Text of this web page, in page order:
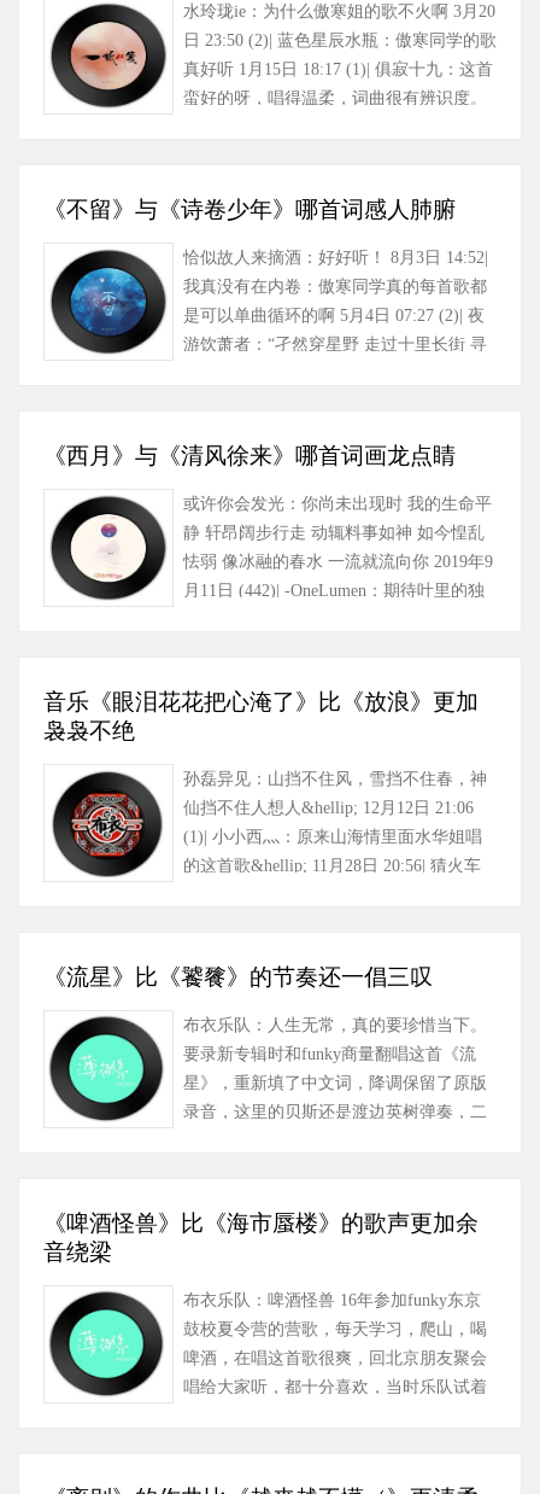
水玲珑ie：为什么傲寒姐的歌不火啊 3月20
日 23:50 (2)| 蓝色星辰水瓶：傲寒同学的歌
真好听 1月15日 18:17 (1)| 俱寂十九：这首
蛮好的呀，唱得温柔，词曲很有辨识度。
《不留》与《诗卷少年》哪首词感人肺腑
恰似故人来摘酒：好好听！ 8月3日 14:52|
我真没有在内卷：傲寒同学真的每首歌都
是可以单曲循环的啊 5月4日 07:27 (2)| 夜
游饮萧者：“孑然穿星野 走过十里长街 寻
《西月》与《清风徐来》哪首词画龙点睛
或许你会发光：你尚未出现时 我的生命平
静 轩昂阔步行走 动辄料事如神 如今惶乱
怯弱 像冰融的春水 一流就流向你 2019年9
月11日 (442)| -OneLumen：期待叶里的独
音乐《眼泪花花把心淹了》比《放浪》更加
袅袅不绝
孙磊异见：山挡不住风，雪挡不住春，神
仙挡不住人想人&hellip; 12月12日 21:06
(1)| 小小西灬：原来山海情里面水华姐唱
的这首歌&hellip; 11月28日 20:56| 猜火车
《流星》比《饕餮》的节奏还一倡三叹
布衣乐队：人生无常，真的要珍惜当下。
要录新专辑时和funky商量翻唱这首《流
星》，重新填了中文词，降调保留了原版
录音，这里的贝斯还是渡边英树弹奏，二
《啤酒怪兽》比《海市蜃楼》的歌声更加余
音绕梁
布衣乐队：啤酒怪兽 16年参加funky东京
鼓校夏令营的营歌，每天学习，爬山，喝
啤酒，在唱这首歌很爽，回北京朋友聚会
唱给大家听，都十分喜欢，当时乐队试着